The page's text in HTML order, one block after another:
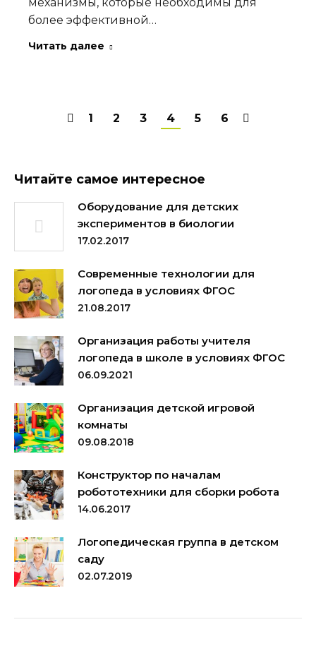
более эффективной…
Читать далее
1 2 3 4 5 6
Читайте самое интересное
Оборудование для детских
экспериментов в биологии
17.02.2017
Современные технологии для
логопеда в условиях ФГОС
21.08.2017
Организация работы учителя
логопеда в школе в условиях ФГОС
06.09.2021
Организация детской игровой
комнаты
09.08.2018
Конструктор по началам
робототехники для сборки робота
14.06.2017
Логопедическая группа в детском
саду
02.07.2019